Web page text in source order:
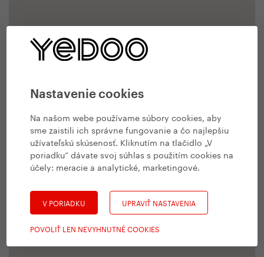
Nastavenie cookies
Na našom webe používame súbory cookies, aby
sme zaistili ich správne fungovanie a čo najlepšiu
užívateľskú skúsenosť. Kliknutím na tlačidlo „V
poriadku“ dávate svoj súhlas s použitím cookies na
účely: meracie a analytické, marketingové.
V PORIADKU UPRAVIŤ NASTAVENIA
POVOLIŤ LEN NEVYHNUTNÉ COOKIES